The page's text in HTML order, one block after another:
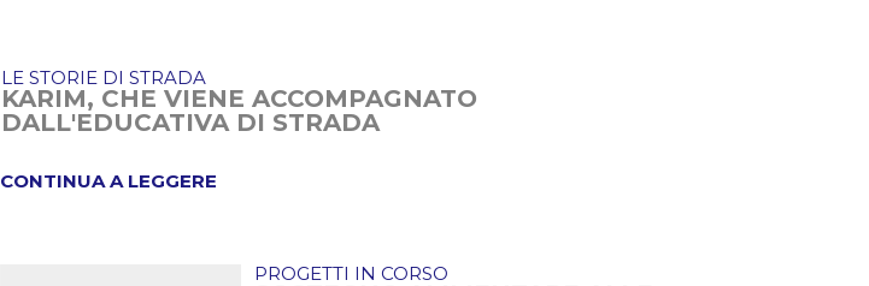
LE STORIE DI STRADA
KARIM, CHE VIENE ACCOMPAGNATO
DALL'EDUCATIVA DI STRADA
CONTINUA A LEGGERE
PROGETTI IN CORSO